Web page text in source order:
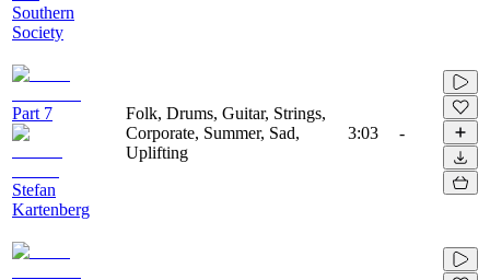
Southern
Society
Part 7
Stefan
Kartenberg
Folk, Drums, Guitar, Strings,
Corporate, Summer, Sad,
Uplifting
3:03 -